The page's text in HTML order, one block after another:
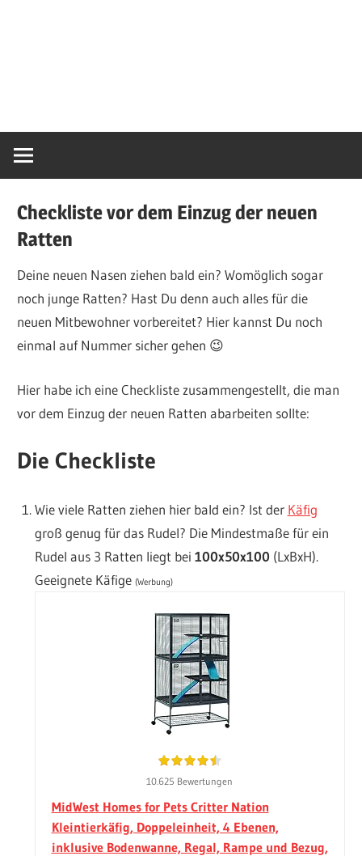
Checkliste vor dem Einzug der neuen
Ratten
Deine neuen Nasen ziehen bald ein? Womöglich sogar
noch junge Ratten? Hast Du denn auch alles für die
neuen Mitbewohner vorbereitet? Hier kannst Du noch
einmal auf Nummer sicher gehen 😉
Hier habe ich eine Checkliste zusammengestellt, die man
vor dem Einzug der neuen Ratten abarbeiten sollte:
Die Checkliste
Wie viele Ratten ziehen hier bald ein? Ist der Käfig
groß genug für das Rudel? Die Mindestmaße für ein
Rudel aus 3 Ratten liegt bei 100x50x100 (LxBxH).
Geeignete Käfige (Werbung)
10.625 Bewertungen
MidWest Homes for Pets Critter Nation
Kleintierkäfig, Doppeleinheit, 4 Ebenen,
inklusive Bodenwanne, Regal, Rampe und Bezug,